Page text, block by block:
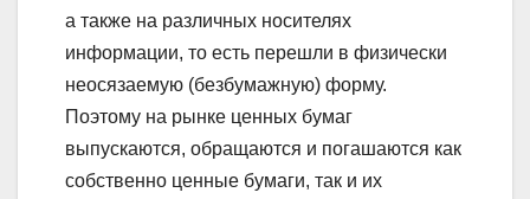
а также на различных носителях
информации, то есть перешли в физически
неосязаемую (безбумажную) форму.
Поэтому на рынке ценных бумаг
выпускаются, обращаются и погашаются как
собственно ценные бумаги, так и их